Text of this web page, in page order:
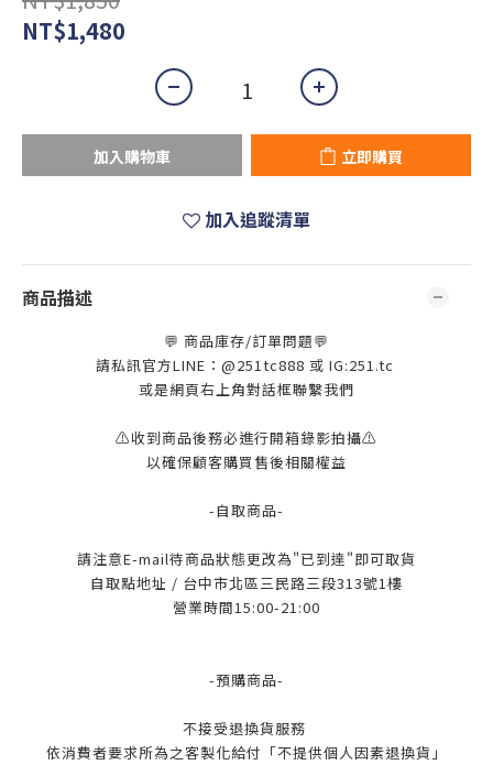
NT$1,480
加入購物車 立即購買
加入追蹤清單
商品描述
💬 商品庫存/訂單問題💬
請私訊官方LINE：@251tc888 或 IG:251.tc
或是網頁右上角對話框聯繫我們
⚠️收到商品後務必進行開箱錄影拍攝⚠️
以確保顧客購買售後相關權益
-自取商品-
請注意E-mail待商品狀態更改為"已到達"即可取貨
自取點地址 / 台中市北區三民路三段313號1樓
營業時間15:00-21:00
-預購商品-
不接受退換貨服務
依消費者要求所為之客製化給付「不提供個人因素退換貨」